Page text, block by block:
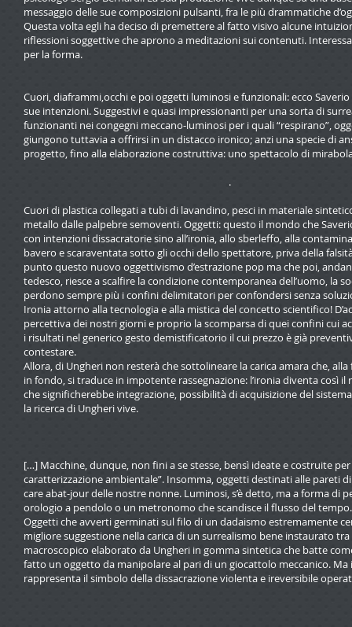
messaggio delle sue composizioni pulsanti, fra le più drammatiche
Questa volta egli ha deciso di premettere al fatto visivo alcune
riflessioni soggettive che aprono a meditazioni sui contenuti.
per la forma.
Cuori, diaframmi,occhi e poi oggetti luminosi e funzionali: ecco
sue intenzioni. Suggestivi e quasi impressionanti per una sorta di
funzionanti nei congegni meccano-luminosi per i quali “respirano”,
giungono tuttavia a offrirsi in un distacco ironico; anzi una specie di
progetto, fino alla elaborazione costruttiva: uno spettacolo di
.
Cuori di plastica collegati a tubi di lavandino, pesci in materiale
metallo dalle palpebre semoventi. Oggetti: questo il mondo che
con intenzioni dissacratorie sino all’ironia, allo sberleffo, alla
bavero e scaraventata sotto gli occhi dello spettatore, priva della
punto questo nuovo oggettivismo d’estrazione pop ma che poi,
tedesco, riesce a scalfire la condizione contemporanea dell’uomo, la
perdono sempre più i confini delimitatori per confondersi senza
Ironia attorno alla tecnologia e alla mistica del concetto scientifico!
percettiva dei nostri giorni e proprio la scomparsa di quei confini cui
i risultati nel generico gesto demistificatorio il cui prezzo è già
contestare.
Allora, di Ungheri non resterà che sottolineare la carica amara che,
in fondo, si traduce in impotente rassegnazione: l’ironia diventa così
che significherebbe integrazione, possibilità di acquisizione del
la ricerca di Ungheri vive.
[…] Macchine, dunque, non fini a se stesse, bensì ideate e costruite
caratterizzazione ambientale”. Insomma, oggetti destinati alle pareti
care abat-jour delle nostre nonne. Luminosi, s’è detto, ma a forma
orologio a pendolo o un metronomo che scandisce il flusso del tempo.
Oggetti che avverti germinati sul filo di un dadaismo estremamente
migliore suggestione nella carica di un surrealismo bene instaurato
macroscopico elaborato da Ungheri in gomma sintetica che batte
fatto un oggetto da manipolare al pari di un giocattolo meccanico.
rappresenta il simbolo della dissacrazione violenta e ireversibile